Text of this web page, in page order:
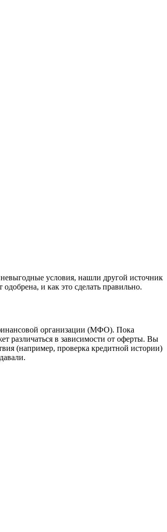
невыгодные условия, нашли другой источник
и как это сделать правильно.
организации (МФО). Пока
различаться в зависимости от оферты. Вы
(например, проверка кредитной истории)